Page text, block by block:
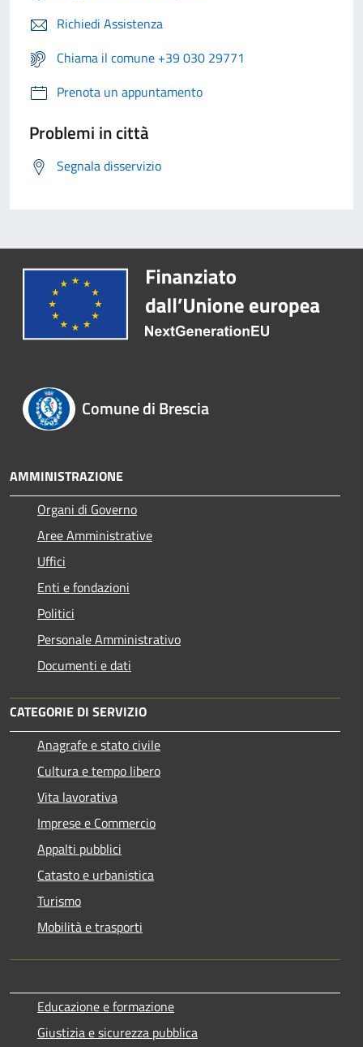
Richiedi Assistenza
Chiama il comune +39 030 29771
Prenota un appuntamento
Problemi in città
Segnala disservizio
Comune di Brescia
AMMINISTRAZIONE
Organi di Governo
Aree Amministrative
Uffici
Enti e fondazioni
Politici
Personale Amministrativo
Documenti e dati
CATEGORIE DI SERVIZIO
Anagrafe e stato civile
Cultura e tempo libero
Vita lavorativa
Imprese e Commercio
Appalti pubblici
Catasto e urbanistica
Turismo
Mobilità e trasporti
Educazione e formazione
Giustizia e sicurezza pubblica